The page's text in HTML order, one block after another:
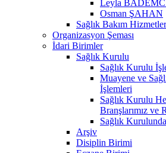
Leyla
Osman ŞAHAN
Sağlık Bakım
Organizasyon Şeması
İdari Birimler
Sağlık Kurulu
Sağlık Kurulu
Muayene ve
İşlemleri
Sağlık Kurulu
Branşlarımız ve
Sağlık
Arşiv
Disiplin Birimi